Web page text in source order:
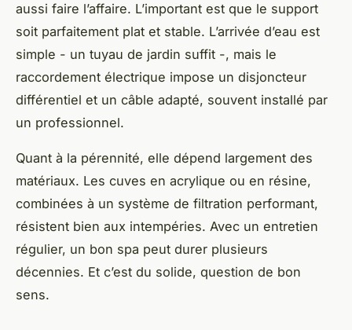
aussi faire l’affaire. L’important est que le support
soit parfaitement plat et stable. L’arrivée d’eau est
simple - un tuyau de jardin suffit -, mais le
raccordement électrique impose un disjoncteur
différentiel et un câble adapté, souvent installé par
un professionnel.
Quant à la pérennité, elle dépend largement des
matériaux. Les cuves en acrylique ou en résine,
combinées à un système de filtration performant,
résistent bien aux intempéries. Avec un entretien
régulier, un bon spa peut durer plusieurs
décennies. Et c’est du solide, question de bon
sens.